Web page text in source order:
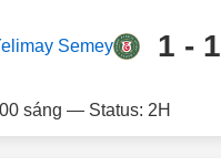
Semey 1 - 1
sáng — Status: 2H